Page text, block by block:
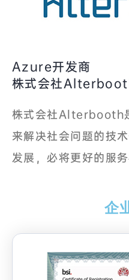
Azure开发商
株式会社
株式会社Alterbooth
来解决社会问题的技
发展，必将更好的服务
企